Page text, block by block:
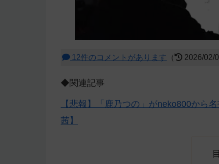
12件のコメントがあります （ 2026/02/
◆関連記事
【悲報】「鹿乃つの」がneko800から
茜】